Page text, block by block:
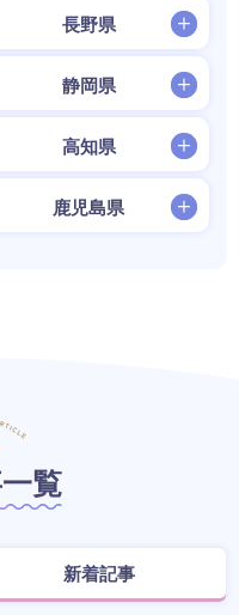
長野県
静岡県
高知県
鹿児島県
覧
新着記事